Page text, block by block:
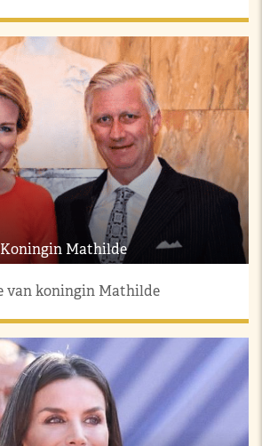
Koningin Mathilde
van koningin Mathilde